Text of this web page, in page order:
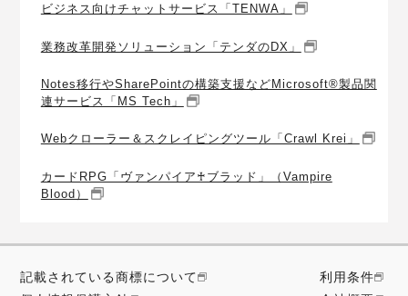
ビジネス向けチャットサービス「TENWA」
業務改革開発ソリューション「テンダのDX」
Notes移行やSharePointの構築支援などMicrosoft®製品関
連サービス「MS Tech」
Webクローラー＆スクレイピングツール「Crawl Krei」
カードRPG「ヴァンパイア♰ブラッド」（Vampire
Blood）
記載されている商標について
利用条件